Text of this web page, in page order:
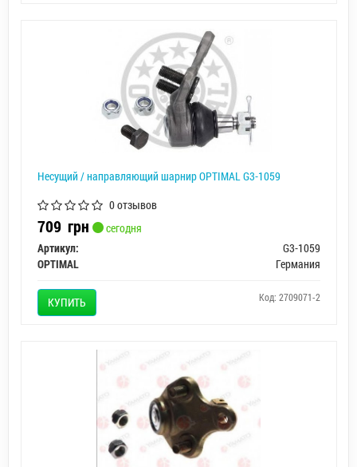
Несущий / направляющий шарнир OPTIMAL G3-1059
0 отзывов
709 грн
сегодня
Артикул:
G3-1059
OPTIMAL
Германия
КУПИТЬ Код: 2709071-2